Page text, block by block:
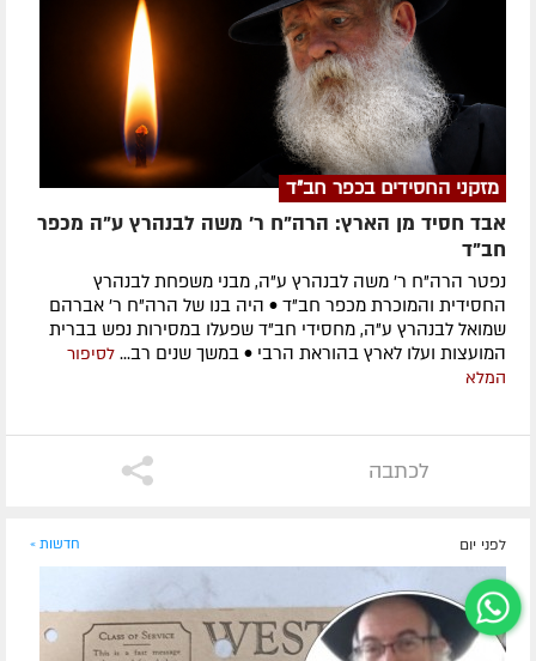
מזקני החסידים בכפר חב"ד
אבד חסיד מן הארץ: הרה"ח ר' משה לבנהרץ ע"ה מכפר
חב"ד
נפטר הרה"ח ר' משה לבנהרץ ע"ה, מבני משפחת לבנהרץ
החסידית והמוכרת מכפר חב"ד • היה בנו של הרה"ח ר' אברהם
שמואל לבנהרץ ע"ה, מחסידי חב"ד שפעלו במסירות נפש בברית
המועצות ועלו לארץ בהוראת הרבי • במשך שנים רב... לסיפור
המלא
לכתבה
לפני יום חדשות »